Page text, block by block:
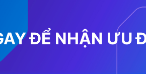
ĐỂ NHẬN ƯU